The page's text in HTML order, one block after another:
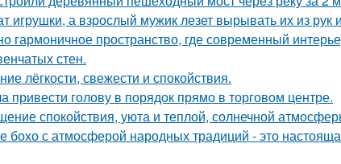
игрушки, а взрослый мужик лезет вырывать их из рук
гармоничное пространство, где современный
стен.
лёгкости, свежести и спокойствия.
привести голову в порядок прямо в торговом центре.
спокойствия, уюта и теплой, солнечной
бохо с атмосферой народных традиций - это